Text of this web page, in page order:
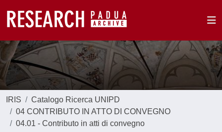
IRIS
Catalogo Ricerca UNIPD
04 CONTRIBUTO IN ATTO DI CONVEGNO
04.01 - Contributo in atti di convegno